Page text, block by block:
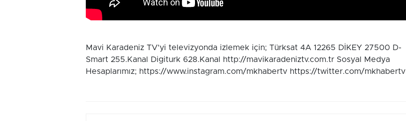
Mavi Karadeniz TV'yi televizyonda izlemek için; Türksat 4A 12265 DİKEY 27500 D-
Smart 255.Kanal Digiturk 628.Kanal http://mavikaradeniztv.com.tr Sosyal Medya
Hesaplarımız; https://www.instagram.com/mkhabertv https://twitter.com/mkhabertv